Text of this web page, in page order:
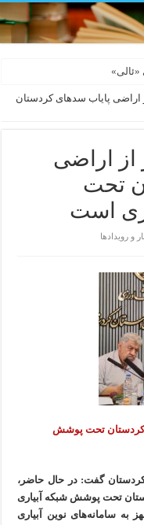
از اراضی پایاب سدهای کردستان
از اراضی
تحت
است
و رویدادها
کردستان تحت پوشش
گفت: در حال حاضر،
استان تحت پوشش شبکه آبیاری
به سامانه‌های نوین آبیاری